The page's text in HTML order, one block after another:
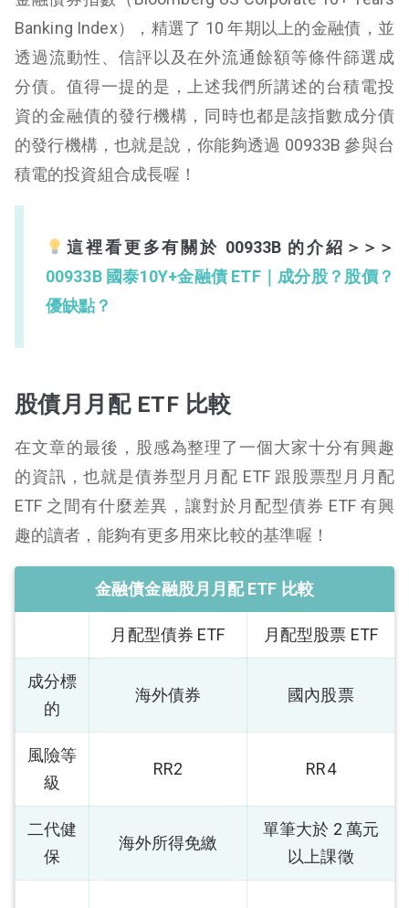
Banking Index），精選了 10 年期以上的金融債，並
透過流動性、信評以及在外流通餘額等條件篩選成
分債。值得一提的是，上述我們所講述的台積電投
資的金融債的發行機構，同時也都是該指數成分債
的發行機構，也就是說，你能夠透過 00933B 參與台
積電的投資組合成長喔！
這裡看更多有關於 00933B 的介紹＞＞＞
00933B 國泰10Y+金融債 ETF｜成分股？股價？
優缺點？
股債月月配 ETF 比較
在文章的最後，股感為整理了一個大家十分有興趣
的資訊，也就是債券型月月配 ETF 跟股票型月月配
ETF 之間有什麼差異，讓對於月配型債券 ETF 有興
趣的讀者，能夠有更多用來比較的基準喔！
金融債金融股月月配 ETF 比較
月配型債券 ETF 月配型股票 ETF
成分標
的
海外債券 國內股票
風險等
級
RR2 RR4
二代健
保
海外所得免繳
單筆大於 2 萬元
以上課徵